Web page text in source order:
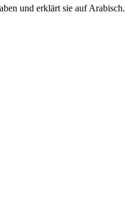
und erklärt sie auf Arabisch.